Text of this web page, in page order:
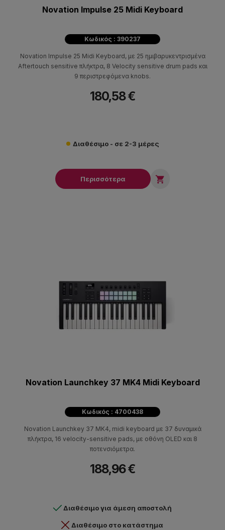
Novation Impulse 25 Midi Keyboard
Κωδικός : 390237
Novation Impulse 25 Midi Keyboard, με 25 ημιβαρυκεντρισμένα
Aftertouch sensitive πλήκτρα, 8 Velocity sensitive drum pads και
9 περιστρεφόμενα knobs.
180,58 €
Διαθέσιμο - σε 2-3 μέρες
Περισσότερα 
Novation Launchkey 37 MK4 Midi Keyboard
Κωδικός : 4700438
Novation Launchkey 37 MK4, midi keyboard με 37 δυναμικά
πλήκτρα, 16 velocity-sensitive pads, με οθόνη OLED και 8
ποτενσιόμετρα.
188,96 €
Διαθέσιμο για άμεση αποστολή
Διαθέσιμο στο κατάστημα